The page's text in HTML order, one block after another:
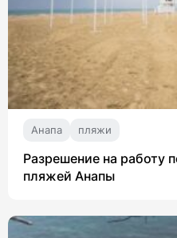
Анапа пляжи
Разрешение на работу
пляжей Анапы